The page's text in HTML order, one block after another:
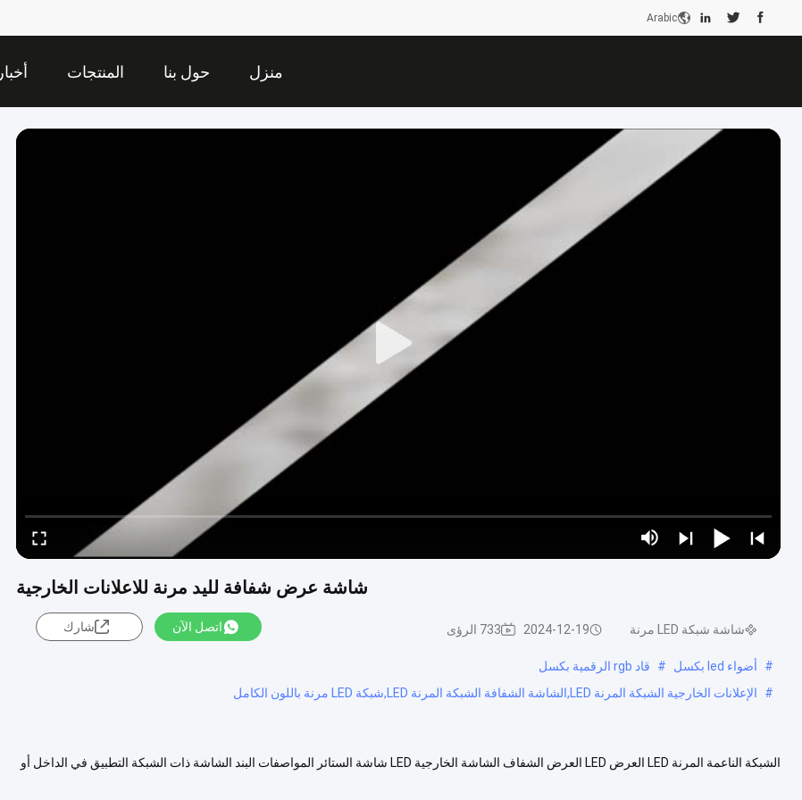
Arabic
منزل حول بنا المنتجات أخبار
شاشة عرض شفافة لليد مرنة للاعلانات الخارجية
شاشة شبكة LED مرنة 2024-12-19 733 الرؤى اتصل الآن شارك
# أضواء led بكسل #
قاد rgb الرقمية بكسل
#
الإعلانات الخارجية الشبكة المرنة LED,الشاشة الشفافة الشبكة المرنة LED,شبكة LED مرنة باللون الكامل
الشبكة الناعمة المرنة LED العرض LED العرض الشفاف الشاشة الخارجية LED شاشة الستائر المواصفات البند الشاشة ذات الشبكة التطبيق في الداخل أو